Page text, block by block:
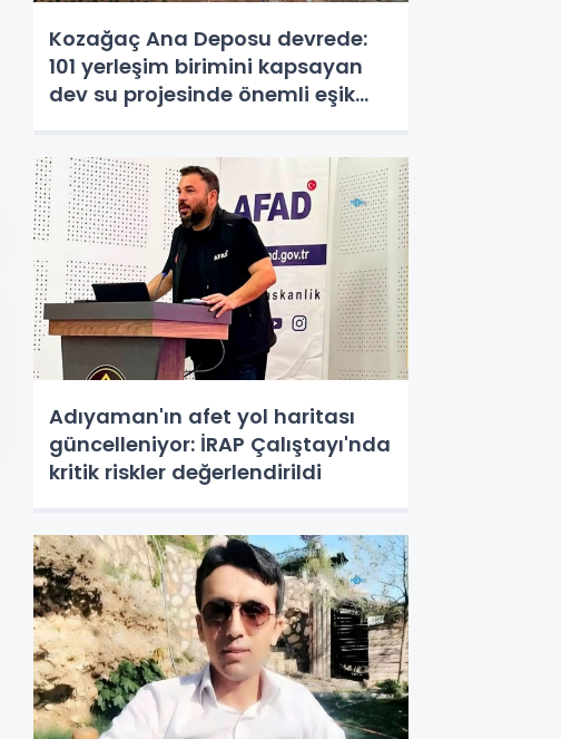
Kozağaç Ana Deposu devrede:
101 yerleşim birimini kapsayan
dev su projesinde önemli eşik
Adıyaman'ın afet yol haritası
güncelleniyor: İRAP Çalıştayı'nda
kritik riskler değerlendirildi